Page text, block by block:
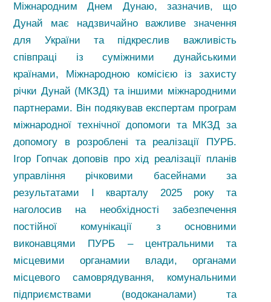
Міжнародним Днем Дунаю, зазначив, що
Дунай має надзвичайно важливе значення
для України та підкреслив важливість
співпраці із суміжними дунайськими
країнами, Міжнародною комісією із захисту
річки Дунай (МКЗД) та іншими міжнародними
партнерами. Він подякував експертам програм
міжнародної технічної допомоги та МКЗД за
допомогу в розроблені та реалізації ПУРБ.
Ігор Гопчак доповів про хід реалізації планів
управління річковими басейнами за
результатами І кварталу 2025 року та
наголосив на необхідності забезпечення
постійної комунікації з основними
виконавцями ПУРБ – центральними та
місцевими органамии влади, органами
місцевого самоврядування, комунальними
підприємствами (водоканалами) та